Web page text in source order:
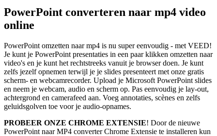
PowerPoint converteren naar mp4 video
online
PowerPoint omzetten naar mp4 is nu super eenvoudig - met VEED!
Je kunt je PowerPoint presentaties in een paar klikken omzetten naar
video's en je kunt het rechtstreeks vanuit je browser doen. Je kunt
zelfs jezelf opnemen terwijl je je slides presenteert met onze gratis
scherm- en webcamrecorder. Upload je Microsoft PowerPoint slides
en neem je webcam, audio en scherm op. Pas eenvoudig je lay-out,
achtergrond en camerafeed aan. Voeg annotaties, scènes en zelfs
geluidsgolven toe voor je audio-opnames.
PROBEER ONZE CHROME EXTENSIE! Door de nieuwe
PowerPoint naar MP4 converter Chrome Extensie te installeren kun